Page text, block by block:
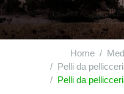
Home
Pelli da pellicceria
Pelli da pellicceria conciate o preparate (comprese le teste, code, zampe